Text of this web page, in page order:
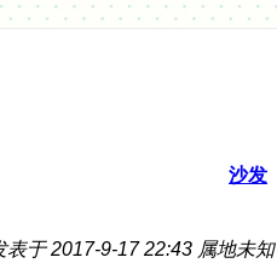
沙发
表于 2017-9-17 22:43 属地未知